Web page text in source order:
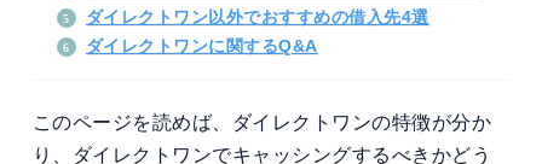
ダイレクトワン以外でおすすめの借入先4選
ダイレクトワンに関するQ&A
このページを読めば、ダイレクトワンの特徴が分か
り、ダイレクトワンでキャッシングするべきかどう